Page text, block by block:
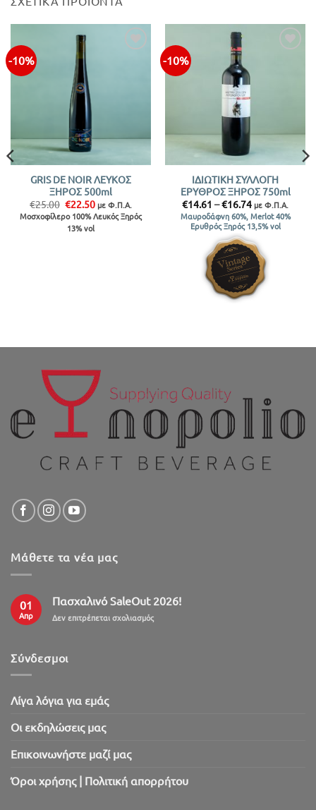
-10%
GRIS DE NOIR ΛΕΥΚΟΣ
ΞΗΡΟΣ 500ml
€25.00 Original
price
was:
€25.00.
€22.50Η
τρέχουσα
τιμή
με Φ.Π.Α.
Μοσχοφίλερο 100% Λευκός Ξηρός
13% vol
-10%
ΙΔΙΩΤΙΚΗ ΣΥΛΛΟΓΗ
ΕΡΥΘΡΟΣ ΞΗΡΟΣ 750ml
€14.61 –€16.74Price
range:
€14.61
through
€16.74
με Φ.Π.Α.
Μαυροδάφνη 60%, Merlot 40%
Ερυθρός Ξηρός 13,5% vol
Μάθετε τα νέα μας
01
Απρ
Πασχαλινό SaleOut 2026!
Δεν επιτρέπεται σχολιασμόςστο
Σύνδεσμοι
Λίγα λόγια για εμάς
Oι εκδηλώσεις μας
Επικοινωνήστε μαζί μας
Όροι χρήσης | Πολιτική απορρήτου